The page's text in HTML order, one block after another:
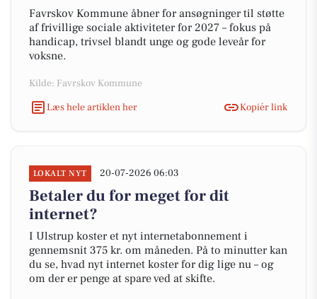
Favrskov Kommune åbner for ansøgninger til støtte
af frivillige sociale aktiviteter for 2027 – fokus på
handicap, trivsel blandt unge og gode leveår for
voksne.
Kilde: Favrskov Kommune
Læs hele artiklen her
Kopiér link
LOKALT NYT 20-07-2026 06:03
Betaler du for meget for dit
internet?
I Ulstrup koster et nyt internetabonnement i
gennemsnit 375 kr. om måneden. På to minutter kan
du se, hvad nyt internet koster for dig lige nu – og
om der er penge at spare ved at skifte.